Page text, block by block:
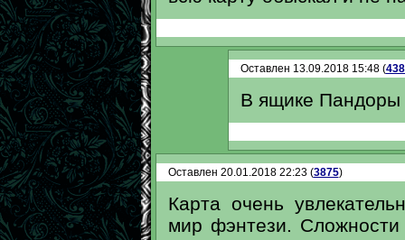
Оставлен 13.09.2018 15:48 (
В ящике Пандоры
Оставлен 20.01.2018 22:23 (3875)
Карта очень
мир фэнтези. Сложности